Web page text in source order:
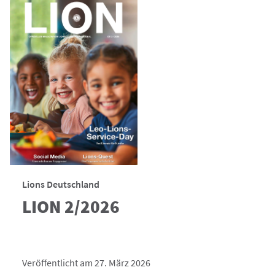
Lions Deutschland
LION 2/2026
Veröffentlicht am 27. März 2026